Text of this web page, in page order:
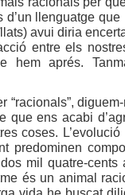
d’un llenguatge
avui diria
entre els
hem aprés.
que ens acabi
coses.
predominen
mil quatre-cents
és un animal